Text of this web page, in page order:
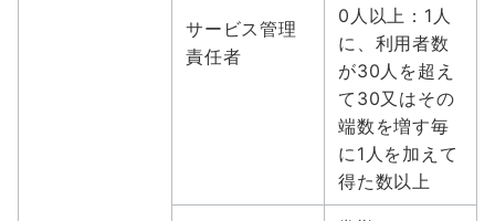
サービス管理
責任者
0人以上：1人
に、利用者数
が30人を超え
て30又はその
端数を増す毎
に1人を加えて
得た数以上